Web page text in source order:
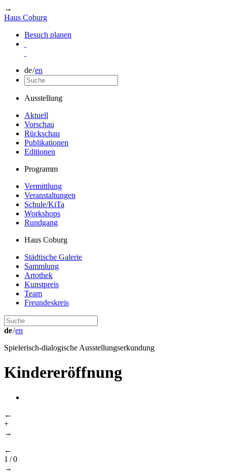
→
Haus Coburg
Besuch planen
de/en
Ausstellung
Aktuell
Vorschau
Rückschau
Publikationen
Editionen
Programm
Vermittlung
Veranstaltungen
Schule/KiTa
Workshops
Rundgang
Haus Coburg
Städtische Galerie
Sammlung
Artothek
Kunstpreis
Team
Freundeskreis
de/en
Spielerisch-dialogische Ausstellungserkundung
Kindereröffnung
←
+
→
←
1 /0
→